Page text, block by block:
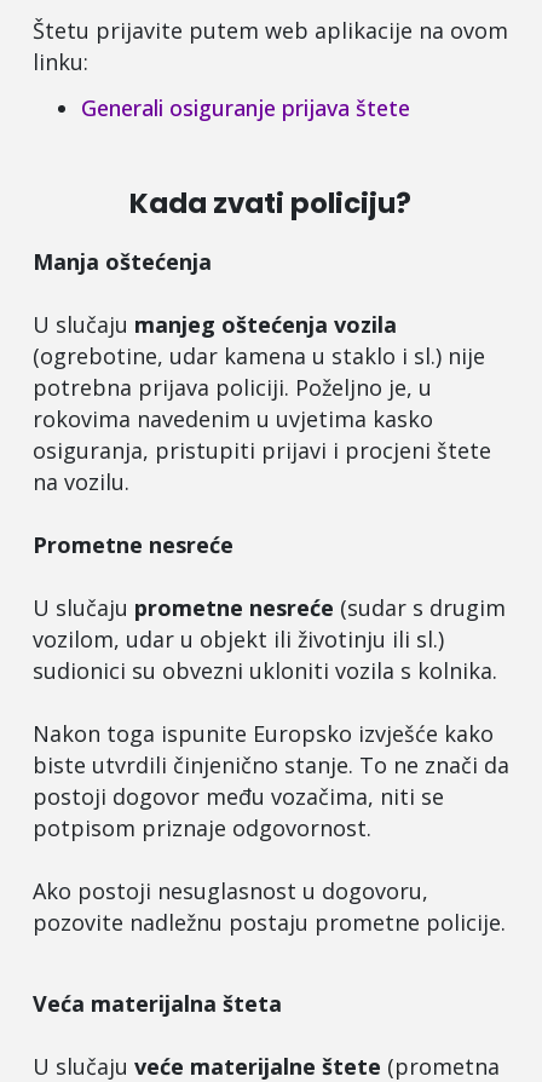
Štetu prijavite putem web aplikacije na ovom
linku:
Generali osiguranje prijava štete
Kada zvati policiju?
Manja oštećenja
U slučaju manjeg oštećenja vozila
(ogrebotine, udar kamena u staklo i sl.) nije
potrebna prijava policiji. Poželjno je, u
rokovima navedenim u uvjetima kasko
osiguranja, pristupiti prijavi i procjeni štete
na vozilu.
Prometne nesreće
U slučaju prometne nesreće (sudar s drugim
vozilom, udar u objekt ili životinju ili sl.)
sudionici su obvezni ukloniti vozila s kolnika.
Nakon toga ispunite Europsko izvješće kako
biste utvrdili činjenično stanje. To ne znači da
postoji dogovor među vozačima, niti se
potpisom priznaje odgovornost.
Ako postoji nesuglasnost u dogovoru,
pozovite nadležnu postaju prometne policije.
Veća materijalna šteta
U slučaju veće materijalne štete (prometna